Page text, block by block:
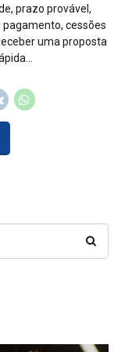
prazo provável,
cessões
uma proposta